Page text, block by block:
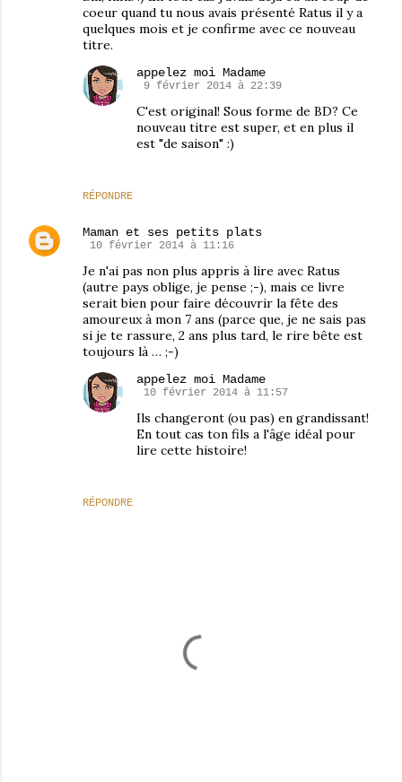
coeur quand tu nous avais présenté Ratus il y a
quelques mois et je confirme avec ce nouveau
titre.
RÉPONDRE
appelez moi Madame
9 février 2014 à 22:39
C'est original! Sous forme de BD? Ce
nouveau titre est super, et en plus il
est "de saison" :)
Maman et ses petits plats
10 février 2014 à 11:16
Je n'ai pas non plus appris à lire avec Ratus
(autre pays oblige, je pense ;-), mais ce livre
serait bien pour faire découvrir la fête des
amoureux à mon 7 ans (parce que, je ne sais pas
si je te rassure, 2 ans plus tard, le rire bête est
toujours là … ;-)
RÉPONDRE
appelez moi Madame
10 février 2014 à 11:57
Ils changeront (ou pas) en grandissant!
En tout cas ton fils a l'âge idéal pour
lire cette histoire!